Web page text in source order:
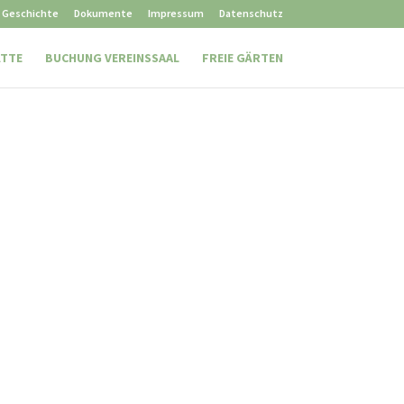
Geschichte Dokumente Impressum Datenschutz
BUCHUNG VEREINSSAAL FREIE GÄRTEN